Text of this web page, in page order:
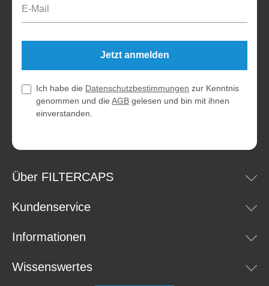
Jetzt anmelden
Ich habe die Datenschutzbestimmungen zur Kenntnis
genommen und die AGB gelesen und bin mit ihnen
einverstanden.
Über FILTERCAPS
Kundenservice
Informationen
Wissenswertes